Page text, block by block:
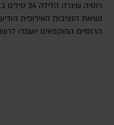
נשיאת הנציבות האירופית
הרוסיים המוקפאים יועמדו